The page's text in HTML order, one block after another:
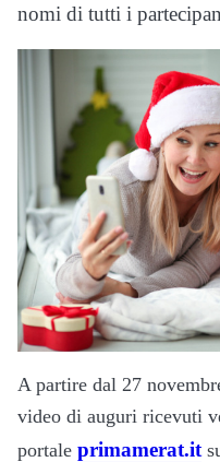
nomi di tutti i
A partire dal 27
video di auguri ricevuti
portale primamerat.it